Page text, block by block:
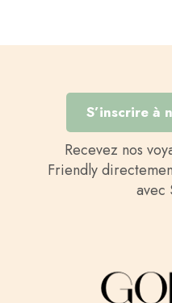
S’inscrire à
Recevez nos
Friendly
avec